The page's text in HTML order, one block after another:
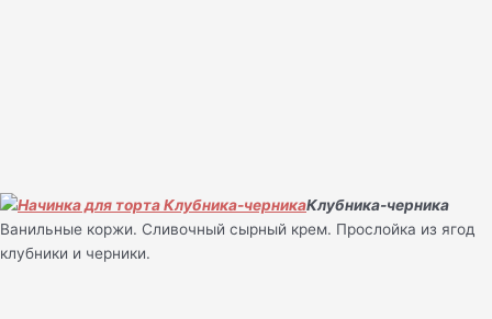
Клубника-черника
Ванильные коржи. Сливочный сырный крем. Прослойка из ягод
клубники и черники.